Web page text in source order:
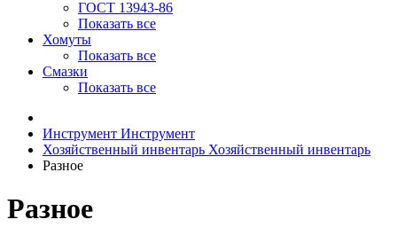
ГОСТ 13943-86
Показать все
Хомуты
Показать все
Смазки
Показать все
Инструмент Инструмент
Хозяйственный инвентарь Хозяйственный инвентарь
Разное
Разное